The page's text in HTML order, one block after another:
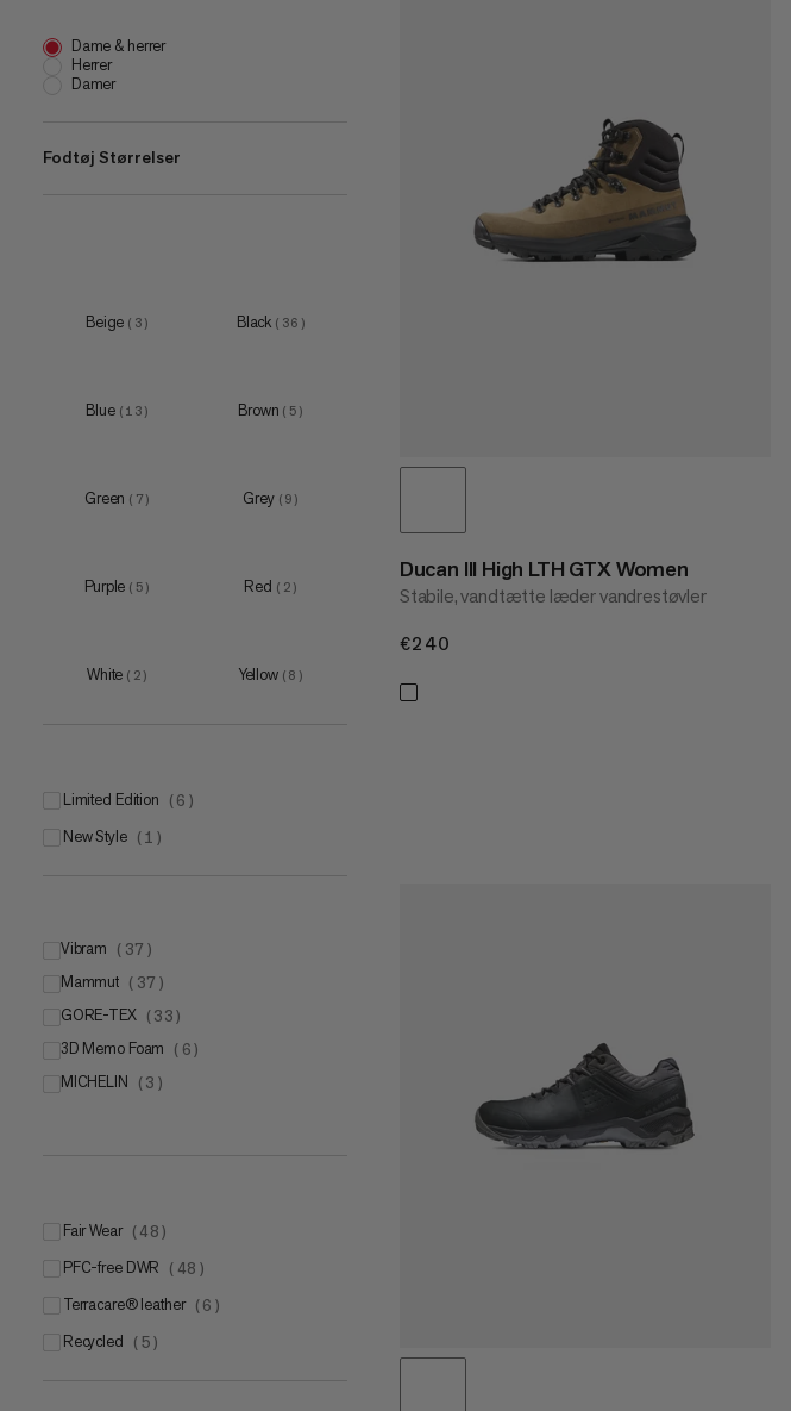
Dame & herrer
Herrer
Damer
Fodtøj Størrelser
Beige ( 3 ) Black ( 36 )
Blue ( 13 ) Brown ( 5 )
Green ( 7 ) Grey ( 9 )
Purple ( 5 ) Red ( 2 )
White ( 2 ) Yellow ( 8 )
Limited Edition ( 6 )
New Style ( 1 )
Vibram ( 37 )
Vibram (25
Vibram Traction Lug Technology
Mammut ( 37 )
Mammut CORE
Mammut Flextron® technology
Mammut Swiss Design outsole
GORE-TEX ( 33 )
3D Memo Foam ( 6 )
MICHELIN ( 3 )
Fair Wear ( 48 )
PFC-free DWR ( 48 )
terracare® leather ( 6 )
Recycled ( 5 )
Ducan III High LTH GTX Women
Stabile, vandtætte læder vandrestøvler
€240